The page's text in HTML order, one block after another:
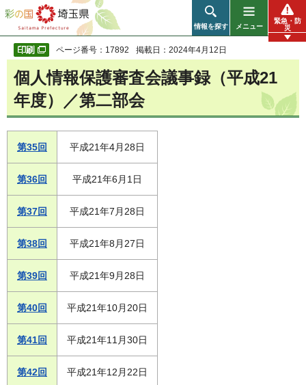
彩の国 埼玉県
情報を探す メニュー
緊急・防
災
ページ番号：17892 掲載日：2024年4月12日
個人情報保護審査会議事録（平成21
年度）／第二部会
第35回 平成21年4月28日
第36回 平成21年6月1日
第37回 平成21年7月28日
第38回 平成21年8月27日
第39回 平成21年9月28日
第40回 平成21年10月20日
第41回 平成21年11月30日
第42回 平成21年12月22日